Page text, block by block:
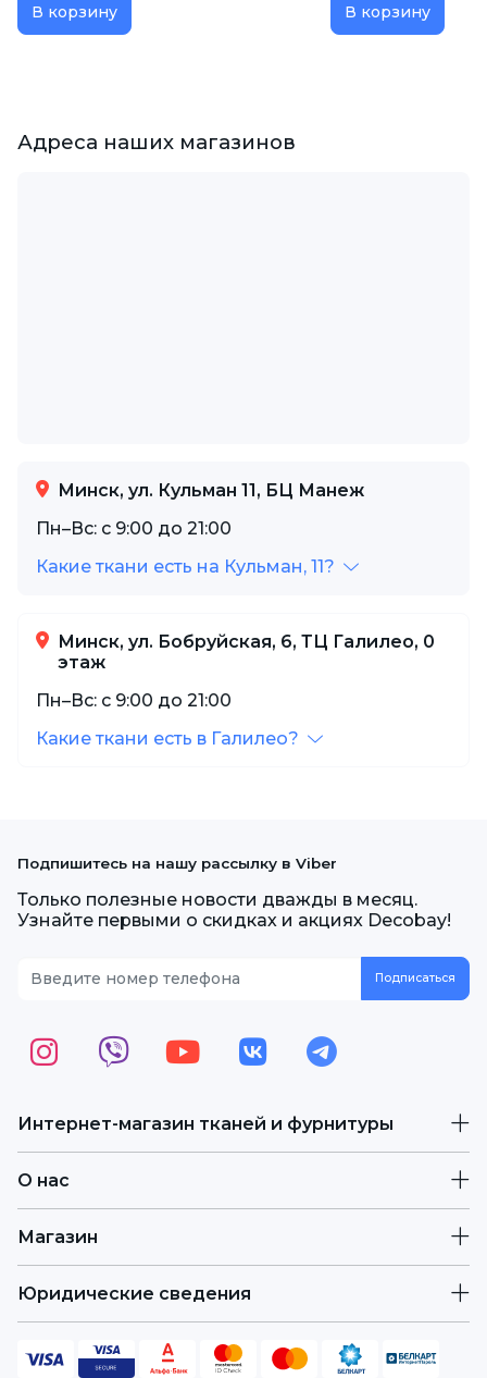
В корзину В корзину
Адреса наших магазинов
Минск, ул. Кульман 11, БЦ Манеж
Пн–Вс: с 9:00 до 21:00
Какие ткани есть на Кульман, 11?
Минск, ул. Бобруйская, 6, ТЦ Галилео, 0
этаж
Пн–Вс: с 9:00 до 21:00
Какие ткани есть в Галилео?
Интернет-магазин тканей и фурнитуры
О нас
Магазин
Юридические сведения
Подпишитесь на нашу рассылку в Viber
Только полезные новости дважды в месяц.
Узнайте первыми о скидках и акциях Decobay!